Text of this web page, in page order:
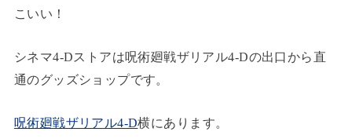
こいい！
シネマ4-Dストアは呪術廻戦ザリアル4-Dの出口から直
通のグッズショップです。
呪術廻戦ザリアル4-D横にあります。